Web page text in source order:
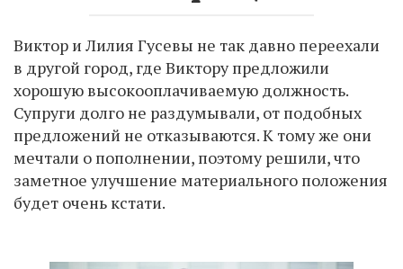
Виктор и Лилия Гусевы не так давно переехали
в другой город, где Виктору предложили
хорошую высокооплачиваемую должность.
Супруги долго не раздумывали, от подобных
предложений не отказываются. К тому же они
мечтали о пополнении, поэтому решили, что
заметное улучшение материального положения
будет очень кстати.